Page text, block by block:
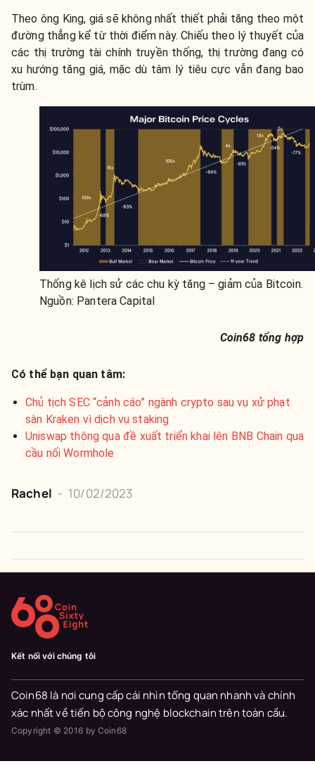
Theo ông King, giá sẽ không nhất thiết phải tăng theo một
đường thẳng kể từ thời điểm này. Chiếu theo lý thuyết của
các thị trường tài chính truyền thống, thị trường đang có
xu hướng tăng giá, mặc dù tâm lý tiêu cực vẫn đang bao
trùm.
Thống kê lịch sử các chu kỳ tăng – giảm của Bitcoin.
Nguồn: Pantera Capital
Coin68 tổng hợp
Có thể bạn quan tâm:
Chủ tịch SEC “cảnh cáo” ngành crypto sau vụ xử phạt
sàn Kraken vì dịch vụ staking
Uniswap thông qua đề xuất triển khai lên BNB Chain qua
cầu nối Wormhole
Rachel - 10/02/2023
Kết nối với chúng tôi
Coin68 là nơi cung cấp cái nhìn tổng quan nhanh và chính
xác nhất về tiến bộ công nghệ blockchain trên toàn cầu.
Copyright © 2016 by Coin68